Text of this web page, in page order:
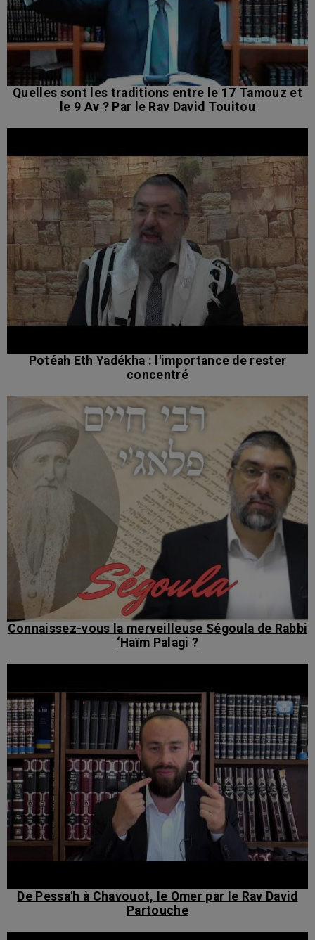
Quelles sont les traditions entre le 17 Tamouz et
le 9 Av ? Par le Rav David Touitou
Potéah Eth Yadékha : l'importance de rester
concentré
Connaissez-vous la merveilleuse Ségoula de Rabbi
‘Haïm Palagi ?
De Pessa'h à Chavouot, le Omer par le Rav David
Partouche